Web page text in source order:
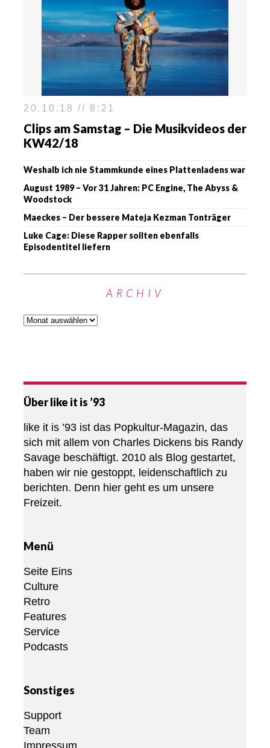
20.10.18 // 8:21
Clips am Samstag – Die Musikvideos der
KW42/18
Weshalb ich nie Stammkunde eines Plattenladens war
August 1989 – Vor 31 Jahren: PC Engine, The Abyss &
Woodstock
Maeckes – Der bessere Mateja Kezman Tonträger
Luke Cage: Diese Rapper sollten ebenfalls
Episodentitel liefern
ARCHIV
Über like it is ’93
like it is ’93 ist das Popkultur-Magazin, das
sich mit allem von Charles Dickens bis Randy
Savage beschäftigt. 2010 als Blog gestartet,
haben wir nie gestoppt, leidenschaftlich zu
berichten. Denn hier geht es um unsere
Freizeit.
Menü
Seite Eins
Culture
Retro
Features
Service
Podcasts
Sonstiges
Support
Team
Impressum